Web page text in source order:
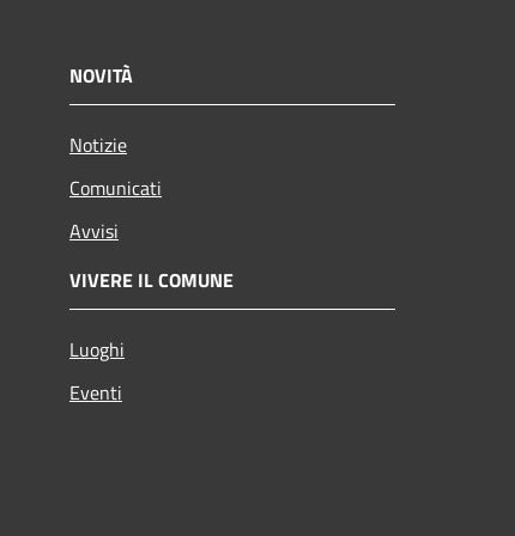
NOVITÀ
Notizie
Comunicati
Avvisi
VIVERE IL COMUNE
Luoghi
Eventi